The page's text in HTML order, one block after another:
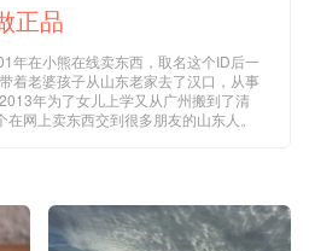
正品
年在小熊在线卖东西，取名这个ID后一
着老婆孩子从山东老家去了汉口，从事
年为了女儿上学又从广州搬到了清
网上卖东西交到很多朋友的山东人。